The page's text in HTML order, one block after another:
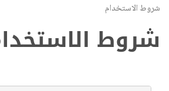
شروط الاستخدام
شروط